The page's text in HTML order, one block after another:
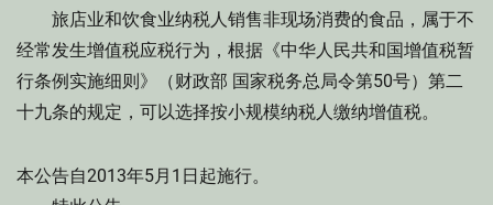
旅店业和饮食业纳税人销售非现场消费的食品，属于不
经常发生增值税应税行为，根据《中华人民共和国增值税暂
行条例实施细则》（财政部 国家税务总局令第50号）第二
十九条的规定，可以选择按小规模纳税人缴纳增值税。
本公告自2013年5月1日起施行。